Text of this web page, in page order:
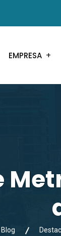
EMPRESA
Blog